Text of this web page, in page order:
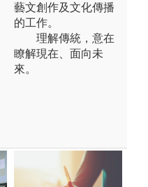
藝文創作及文化傳播
的工作。
理解傳統，意在
瞭解現在、面向未
來。